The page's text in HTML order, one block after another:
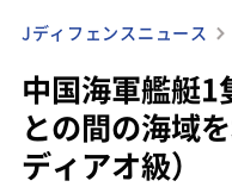
Jディフェンスニュース
中国海軍艦艇1
との間の海域
ディアオ級）